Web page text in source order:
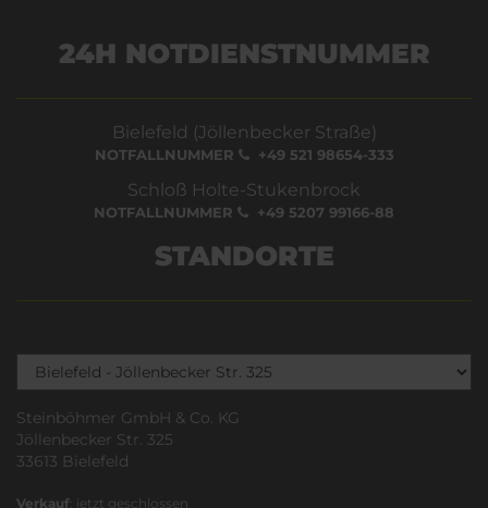
24H NOTDIENSTNUMMER
Bielefeld (Jöllenbecker Straße)
NOTFALLNUMMER +49 521 98654-333
Schloß Holte-Stukenbrock
NOTFALLNUMMER +49 5207 99166-88
STANDORTE
Steinböhmer GmbH & Co. KG
Jöllenbecker Str. 325
33613 Bielefeld
Verkauf: jetzt geschlossen